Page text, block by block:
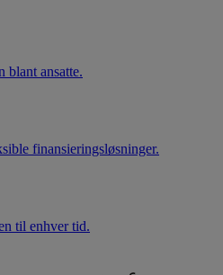
blant ansatte.
finansieringsløsninger.
til enhver tid.